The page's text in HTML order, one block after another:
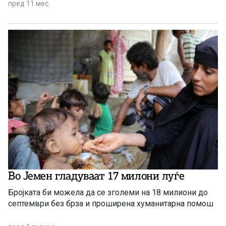
„Овие отровни гасови можат сериозно да го загрозат
болни (срцеви, белодробни, малигни заболувања).
Апелирам граѓаните да затворат прозорци, да не
пред 11 мес.
Во Јемен гладуваат 17 милони луѓе
Бројката би можела да се зголеми на 18 милиони до
септември без брза и проширена хуманитарна помош